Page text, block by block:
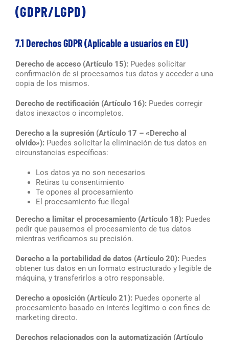
(GDPR/LGPD)
7.1 Derechos GDPR (Aplicable a usuarios en EU)
Derecho de acceso (Artículo 15): Puedes solicitar
confirmación de si procesamos tus datos y acceder a una
copia de los mismos.
Derecho de rectificación (Artículo 16): Puedes corregir
datos inexactos o incompletos.
Derecho a la supresión (Artículo 17 – «Derecho al
olvido»): Puedes solicitar la eliminación de tus datos en
circunstancias específicas:
Los datos ya no son necesarios
Retiras tu consentimiento
Te opones al procesamiento
El procesamiento fue ilegal
Derecho a limitar el procesamiento (Artículo 18): Puedes
pedir que pausemos el procesamiento de tus datos
mientras verificamos su precisión.
Derecho a la portabilidad de datos (Artículo 20): Puedes
obtener tus datos en un formato estructurado y legible de
máquina, y transferirlos a otro responsable.
Derecho a oposición (Artículo 21): Puedes oponerte al
procesamiento basado en interés legítimo o con fines de
marketing directo.
Derechos relacionados con la automatización (Artículo